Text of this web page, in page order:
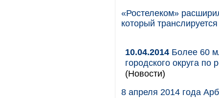
«Ростелеком»
который
10.04.2014 Более 60
городского округа
(Новости)
8 апреля 2014 года